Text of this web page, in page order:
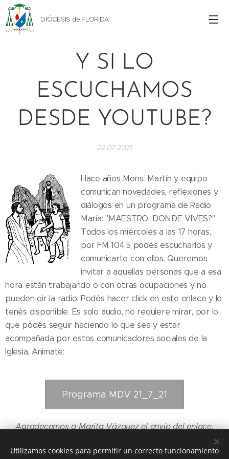
DIÓCESIS de FLORIDA
Y SI LO
ESCUCHAMOS
DESDE YOUTUBE?
22.07.2021
Hace años Mons. Martín y equipo
comunican novedades, reflexiones y
diálogos en un programa de Radio
María: "MAESTRO, DONDE VIVES?"
Todos los miércoles a las 17 horas,
por FM 104.5 podés escucharlos y
comunicarte con ellos. Queremos
invitar a aquellas personas que a esa
hora están trabajando o con otras ocupaciones y no
pueden oir la radio. Podés hacer click en este enlace y lo
tenés disponible. Es solo audio, no requiere mirar, por lo
que podés seguir haciendo lo que sea y estar
acompañada por estos comunicadores sociales de la
Iglesia. Animate:
Programa MDV 21_7_21
Agradecemos a Marita Vázquez el envío del enlace.
Utilizamos cookies para permitir un correcto funcionamiento